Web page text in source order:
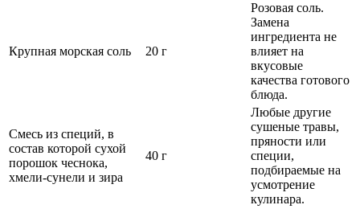
Крупная морская соль 20 г
Розовая соль.
Замена
ингредиента не
влияет на
вкусовые
качества готового
блюда.
Смесь из специй, в
состав которой сухой
порошок чеснока,
хмели-сунели и зира
40 г
Любые другие
сушеные травы,
пряности или
специи,
подбираемые на
усмотрение
кулинара.